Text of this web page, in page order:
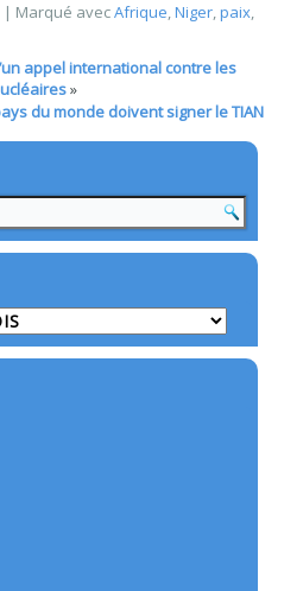
| Marqué avecAfrique,Niger,paix,
appel international contre les
»
du monde doivent signer le TIAN